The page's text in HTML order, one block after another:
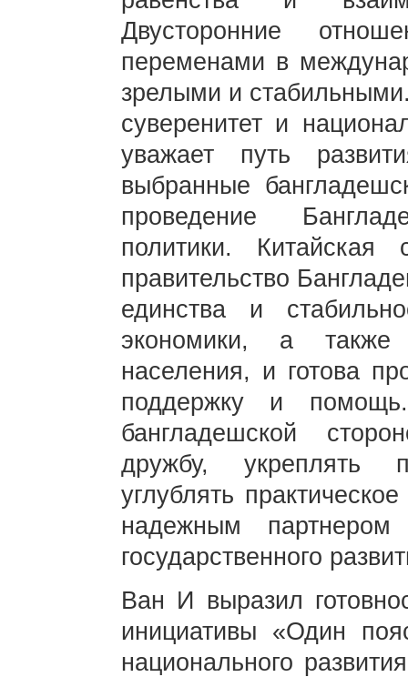
Двусторонние
переменами в
зрелыми и
суверенитет и
уважает путь
выбранные
проведение
политики. Китайская
правительство
единства и
экономики, а также
населения, и готова
поддержку и
бангладешской
дружбу, укреплять
углублять
надежным
государственного
Ван И выразил
инициативы «Один
национального